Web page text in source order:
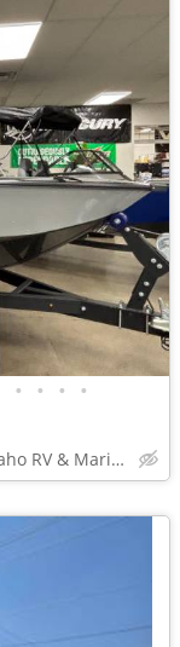
• • • •
Wholesale Prices @ Southern Idaho RV & Marine